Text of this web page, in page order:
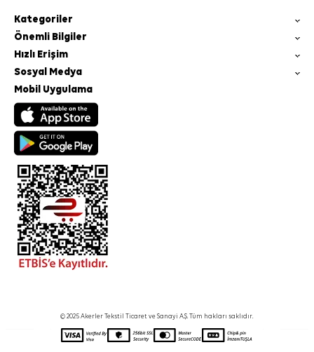
Kategoriler
Önemli Bilgiler
Hızlı Erişim
Sosyal Medya
Mobil Uygulama
© 2025 Akerler Tekstil Ticaret ve Sanayi A.Ş. Tüm hakları saklıdır.